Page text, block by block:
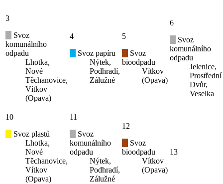
3
Svoz
komunálního
odpadu
Lhotka,
Nové
Těchanovice,
Vítkov
(Opava)
4
Svoz papíru
Nýtek,
Podhradí,
Zálužné
5
Svoz
bioodpadu
Vítkov
(Opava)
6
Svoz
komunálního
odpadu
Jelenice,
Prostřední
Dvůr,
Veselka
10
Svoz plastů
Lhotka,
Nové
Těchanovice,
Vítkov
(Opava)
11
Svoz
komunálního
odpadu
Nýtek,
Podhradí,
Zálužné
12
Svoz
bioodpadu
Vítkov
(Opava)
13